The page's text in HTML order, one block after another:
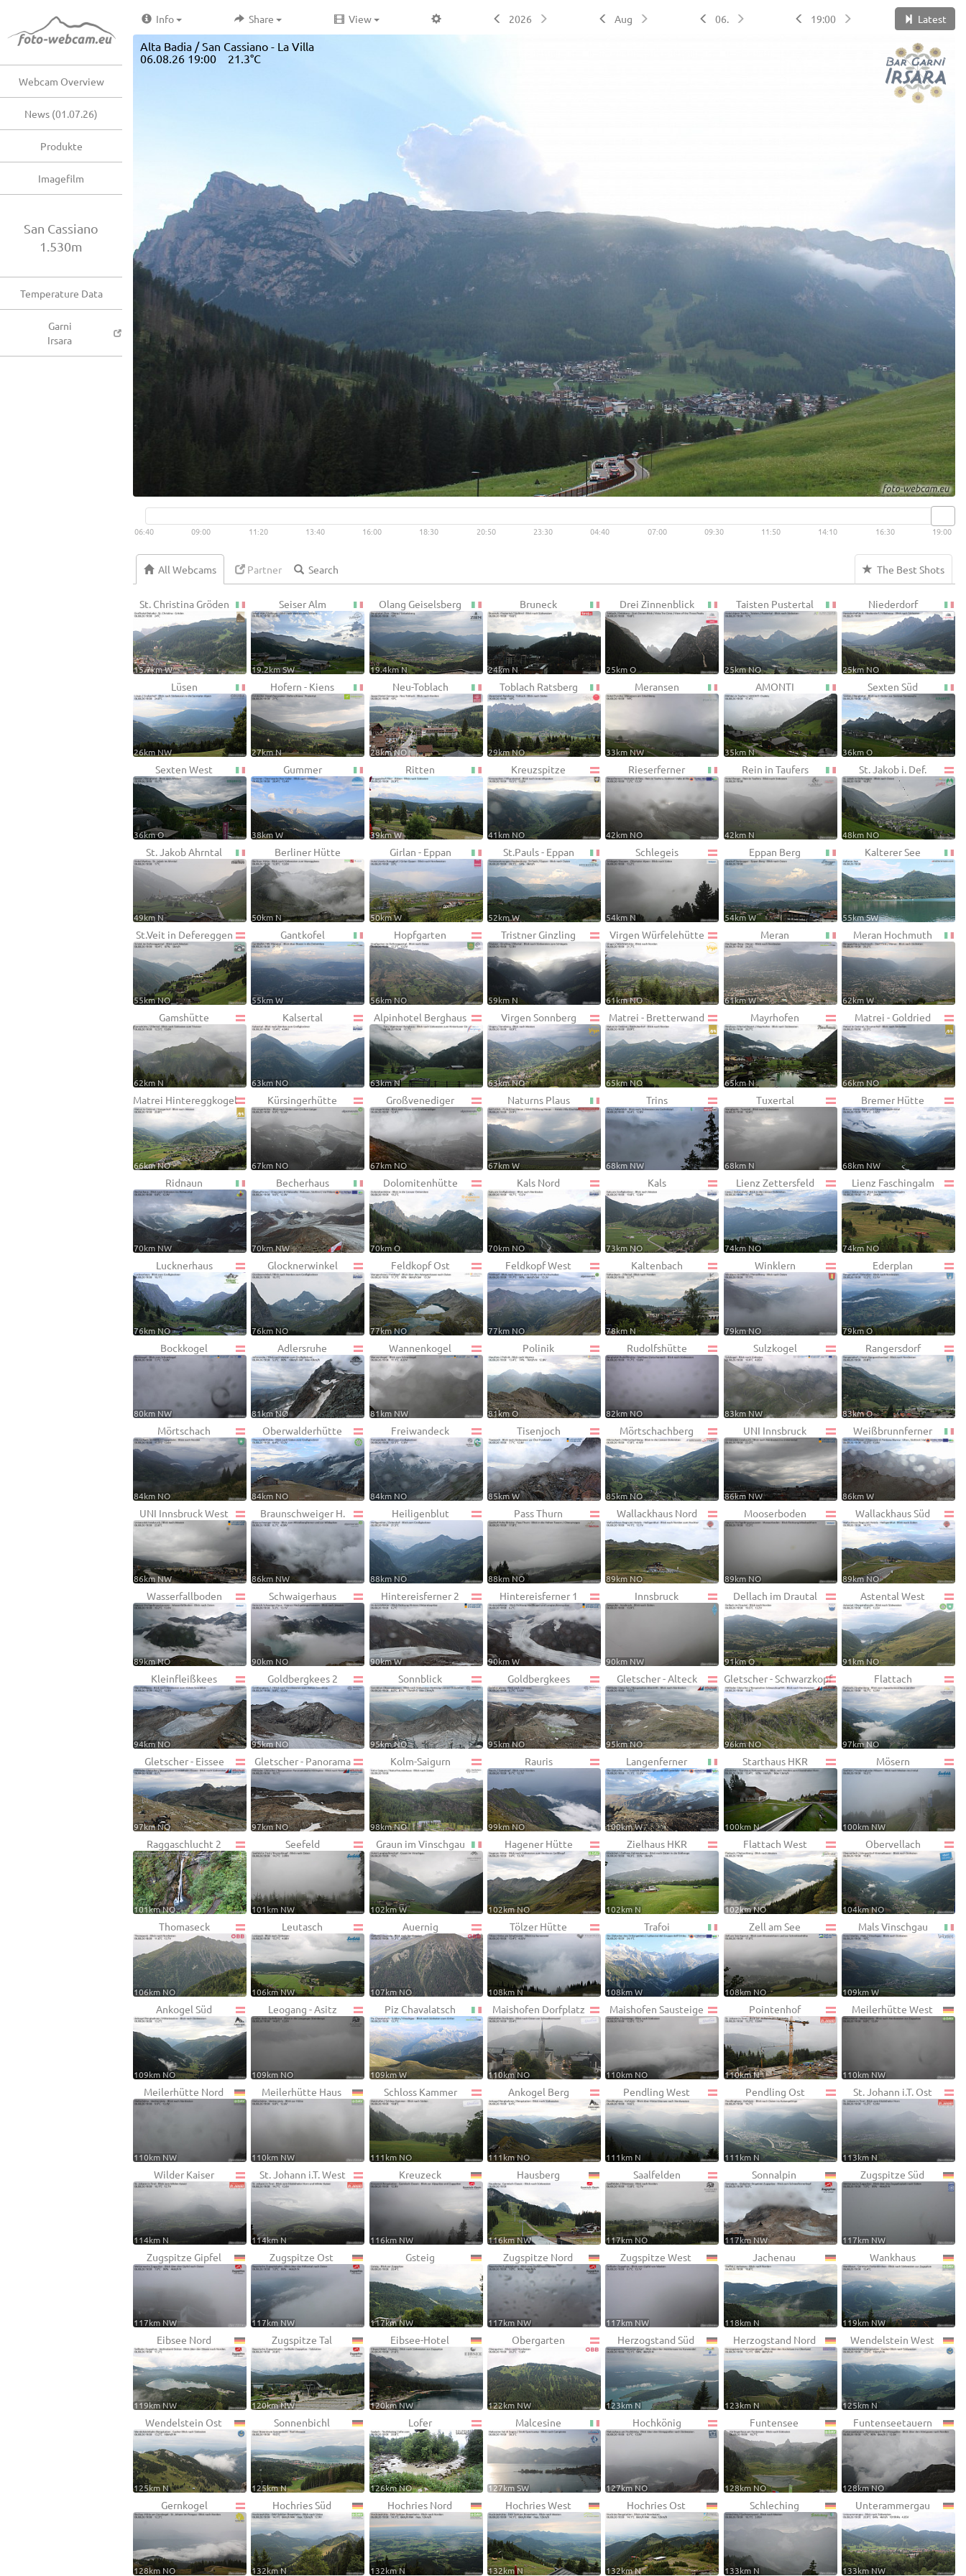
Webcam Overview
News (01.07.26)
Produkte
Imagefilm
San Cassiano
1.530m
Temperature Data
Garni
Irsara
Info Share View 2026 Aug 06. 19:00 Latest
Alta Badia / San Cassiano - La Villa
06.08.26 19:00 21.3°C
Live video available → View
06:40 09:00 11:20 13:40 16:00 18:30 20:50 23:30 04:40 07:00 09:30 11:50 14:10 16:30 19:00
All Webcams The Best Shots
Partner
St. Christina Gröden
15.7km W
Seiser Alm
19.2km SW
Olang Geiselsberg
19.4km N
Bruneck
24km N
Drei Zinnenblick
25km O
Taisten Pustertal
25km NO
Niederdorf
25km NO
Lüsen
26km NW
Hofern - Kiens
27km N
Neu-Toblach
28km NO
Toblach Ratsberg
29km NO
Meransen
33km NW
AMONTI
35km N
Sexten Süd
36km O
Sexten West
36km O
Gummer
38km W
Ritten
39km W
Kreuzspitze
41km NO
Rieserferner
42km NO
Rein in Taufers
42km N
St. Jakob i. Def.
48km NO
St. Jakob Ahrntal
49km N
Berliner Hütte
50km N
Girlan - Eppan
50km W
St.Pauls - Eppan
52km W
Schlegeis
54km N
Eppan Berg
54km W
Kalterer See
55km SW
St.Veit in Defereggen
55km NO
Gantkofel
55km W
Hopfgarten
56km NO
Tristner Ginzling
59km N
Virgen Würfelehütte
61km NO
Meran
61km W
Meran Hochmuth
62km W
Gamshütte
62km N
Kalsertal
63km NO
Alpinhotel Berghaus
63km N
Virgen Sonnberg
63km NO
Matrei - Bretterwand
65km NO
Mayrhofen
65km N
Matrei - Goldried
66km NO
Matrei Hintereggkogel
66km NO
Kürsingerhütte
67km NO
Großvenediger
67km NO
Naturns Plaus
67km W
Trins
68km NW
Tuxertal
68km N
Bremer Hütte
68km NW
Ridnaun
70km NW
Becherhaus
70km NW
Dolomitenhütte
70km O
Kals Nord
70km NO
Kals
73km NO
Lienz Zettersfeld
74km NO
Lienz Faschingalm
74km NO
Lucknerhaus
76km NO
Glocknerwinkel
76km NO
Feldkopf Ost
77km NO
Feldkopf West
77km NO
Kaltenbach
78km N
Winklern
79km NO
Ederplan
79km O
Bockkogel
80km NW
Adlersruhe
81km NO
Wannenkogel
81km NW
Polinik
81km O
Rudolfshütte
82km NO
Sulzkogel
83km NW
Rangersdorf
83km O
Mörtschach
84km NO
Oberwalderhütte
84km NO
Freiwandeck
84km NO
Tisenjoch
85km W
Mörtschachberg
85km NO
UNI Innsbruck
86km NW
Weißbrunnferner
86km W
UNI Innsbruck West
86km NW
Braunschweiger H.
86km NW
Heiligenblut
88km NO
Pass Thurn
88km NO
Wallackhaus Nord
89km NO
Mooserboden
89km NO
Wallackhaus Süd
89km NO
Wasserfallboden
89km NO
Schwaigerhaus
90km NO
Hintereisferner 2
90km W
Hintereisferner 1
90km W
Innsbruck
90km NW
Dellach im Drautal
91km O
Astental West
91km NO
Kleinfleißkees
94km NO
Goldbergkees 2
95km NO
Sonnblick
95km NO
Goldbergkees
95km NO
Gletscher - Alteck
95km NO
Gletscher - Schwarzkopf
96km NO
Flattach
97km NO
Gletscher - Eissee
97km NO
Gletscher - Panorama
97km NO
Kolm-Saigurn
98km NO
Rauris
99km NO
Langenferner
100km W
Starthaus HKR
100km N
Mösern
100km NW
Raggaschlucht 2
101km NO
Seefeld
101km NW
Graun im Vinschgau
102km W
Hagener Hütte
102km NO
Zielhaus HKR
102km N
Flattach West
102km NO
Obervellach
104km NO
Thomaseck
106km NO
Leutasch
106km NW
Auernig
107km NO
Tölzer Hütte
108km N
Trafoi
108km W
Zell am See
108km NO
Mals Vinschgau
109km W
Ankogel Süd
109km NO
Leogang - Asitz
109km NO
Piz Chavalatsch
109km W
Maishofen Dorfplatz
110km NO
Maishofen Sausteige
110km NO
Pointenhof
110km N
Meilerhütte West
110km NW
Meilerhütte Nord
110km NW
Meilerhütte Haus
110km NW
Schloss Kammer
111km NO
Ankogel Berg
111km NO
Pendling West
111km N
Pendling Ost
111km N
St. Johann i.T. Ost
113km N
Wilder Kaiser
114km N
St. Johann i.T. West
114km N
Kreuzeck
116km NW
Hausberg
116km NW
Saalfelden
117km NO
Sonnalpin
117km NW
Zugspitze Süd
117km NW
Zugspitze Gipfel
117km NW
Zugspitze Ost
117km NW
Gsteig
117km NW
Zugspitze Nord
117km NW
Zugspitze West
117km NW
Jachenau
118km N
Wankhaus
119km NW
Eibsee Nord
119km NW
Zugspitze Tal
120km NW
Eibsee-Hotel
120km NW
Obergarten
122km NW
Herzogstand Süd
123km N
Herzogstand Nord
123km N
Wendelstein West
125km N
Wendelstein Ost
125km N
Sonnenbichl
125km N
Lofer
126km NO
Malcesine
127km SW
Hochkönig
127km NO
Funtensee
128km NO
Funtenseetauern
128km NO
Gernkogel
128km NO
Hochries Süd
132km N
Hochries Nord
132km N
Hochries West
132km N
Hochries Ost
132km N
Schleching
133km N
Unterammergau
133km NW